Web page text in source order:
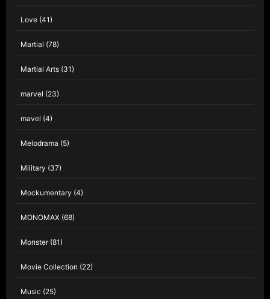
Love (41)
Martial (78)
Martial Arts (31)
marvel (23)
mavel (4)
Melodrama (5)
Military (37)
Mockumentary (4)
MONOMAX (68)
Monster(81)
Movie Collection (22)
Music (25)